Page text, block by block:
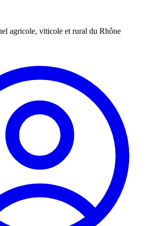
agricole, viticole et rural du Rhône